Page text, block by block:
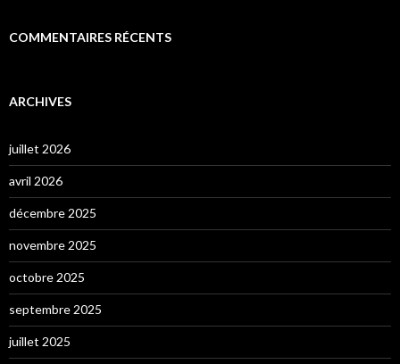
COMMENTAIRES RÉCENTS
ARCHIVES
juillet 2026
avril 2026
décembre 2025
novembre 2025
octobre 2025
septembre 2025
juillet 2025